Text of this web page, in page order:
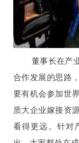
董事长在产
合作发展的思路
要有机会参加世
质大企业嫁接资
看得更远。针对